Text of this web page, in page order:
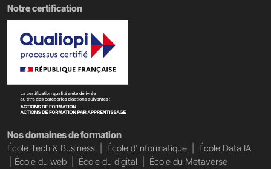
Notre certification
Nos domaines de formation
École Tech & Business
École d'informatique
École Data IA
École du web École du digital École du Metaverse